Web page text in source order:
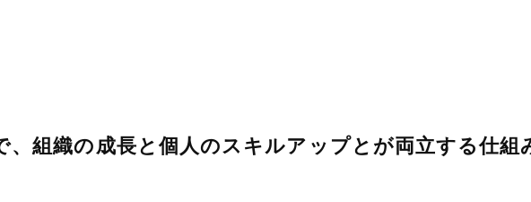
、組織の成長と個人のスキルアップとが両立する仕組